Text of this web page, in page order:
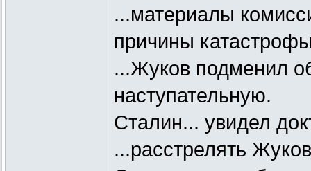
...материалы
причины
...Жуков подменил
наступательную.
Сталин... увидел
...расстрелять